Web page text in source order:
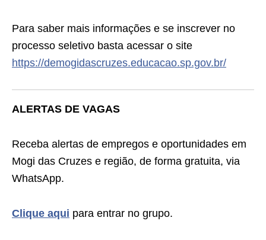
Para saber mais informações e se inscrever no
processo seletivo basta acessar o site
https://demogidascruzes.educacao.sp.gov.br/
ALERTAS DE VAGAS
Receba alertas de empregos e oportunidades em
Mogi das Cruzes e região, de forma gratuita, via
WhatsApp.
Clique aqui para entrar no grupo.